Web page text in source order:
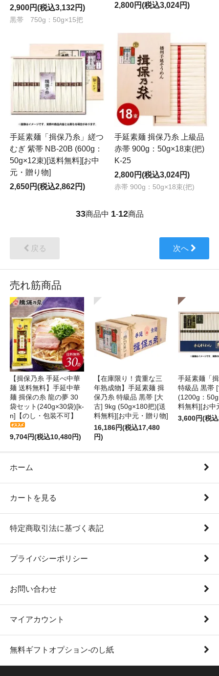
2,900円(税込3,132円)
黒帯 750g：50g×15把
2,800円(税込3,024円)
手延素麺「揖保乃糸」縒つ
むぎ 紫帯 NB-20B (600g：
50g×12束)[送料無料][お中
元・贈り物]
2,650円(税込2,862円)
手延素麺 揖保乃糸 上級品
赤帯 900g：50g×18束(把)
K-25
2,800円(税込3,024円)
赤帯 900g：50g×18束(把)
33商品中 1-12商品
戻る 次へ
売れ筋商品
【揖保乃糸 手延べ中華
麺 送料無料】手延中華
麺 揖保の糸 龍の夢 30
袋セット(240g×30袋)[k-
n]【のし・包装不可】
9,704円(税込10,480円)
【在庫限り！貴重な三
年熟成物】手延素麺 揖
保乃糸 特級品 黒帯 [大
古] 9kg (50g×180把)[送
料無料][お中元・贈り物]
16,186円(税込17,480
円)
手延素麺「
特級品 黒帯
(1200g：
料無料][お中
3,600円(税
ホーム
カートを見る
特定商取引法に基づく表記
プライバシーポリシー
お問い合わせ
マイアカウント
無料ギフトオプション-のし紙